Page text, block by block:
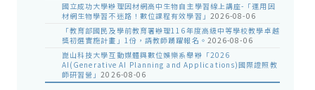
國立成功大學辦理因材網高中生物自主學習線上講座-「運用因
材網生物學習不迷路！數位課程有效學習」 2026-08-06
「教育部國民及學前教育署辦理116年度高級中等學校教學卓越
獎初選實施計畫」1份，請教師踴躍報名。 2026-08-06
崑山科技大學互動媒體與數位娛樂系舉辦「2026
AI(Generative AI Planning and Applications)國際證照教
師研習營」2026-08-06